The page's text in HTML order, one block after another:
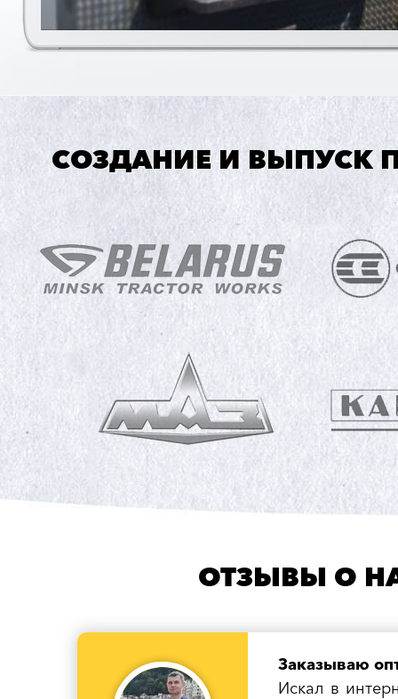
СОЗДАНИЕ И ВЫПУСК
ОТЗЫВЫ О
Заказываю
Искал в